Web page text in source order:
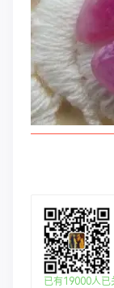
已有19000人已